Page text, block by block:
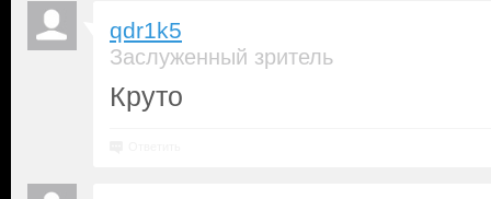
qdr1k5
Заслуженный зритель
Круто